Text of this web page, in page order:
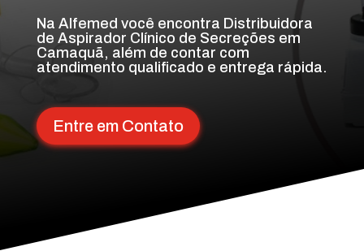
Na Alfemed você encontra Distribuidora
de Aspirador Clínico de Secreções em
Camaquã, além de contar com
atendimento qualificado e entrega rápida.
Entre em Contato